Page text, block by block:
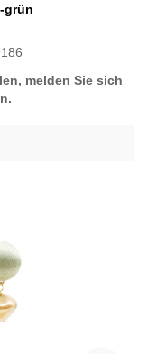
grün
melden Sie sich